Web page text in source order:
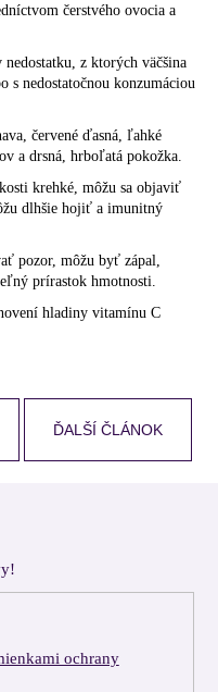
čerstvého ovocia a
z ktorých väčšina
s nedostatočnou konzumáciou
červené ďasná, ľahké
a drsná, hrboľatá pokožka.
krehké, môžu sa objaviť
dlhšie hojiť a imunitný
pozor, môžu byť zápal,
prírastok hmotnosti.
hladiny vitamínu C
ĎALŠÍ ČLÁNOK
ochrany